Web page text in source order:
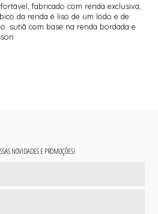
fabricado com renda exclusiva,
da renda é liso de um lodo e de
sutiã com base na renda bordada e
NOVIDADES E PROMOÇÕES!